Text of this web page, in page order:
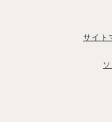
サイト